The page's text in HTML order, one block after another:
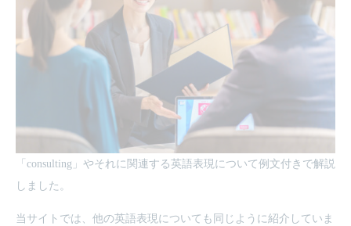
「consulting」やそれに関連する英語表現について例文付きで解説
しました。
当サイトでは、他の英語表現についても同じように紹介していま